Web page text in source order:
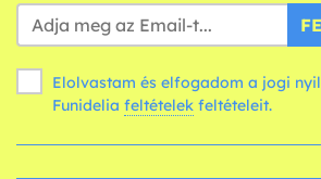
Elolvastam és elfogadom a jogi
Funidelia feltételek feltételeit.